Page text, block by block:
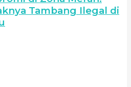
Tambang Ilegal di